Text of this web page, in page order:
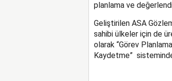
planlama ve
Geliştirilen ASA
sahibi ülkeler için de
olarak “Görev
Kaydetme”